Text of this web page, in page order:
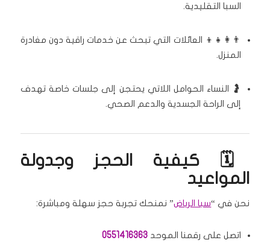
السبا التقليدية.
👨‍👩‍👧‍👦 العائلات التي تبحث عن خدمات راقية دون مغادرة
المنزل.
🤰 النساء الحوامل اللاتي يحتجن إلى جلسات خاصة تهدف
إلى الراحة الجسدية والدعم الصحي.
🗓️ كيفية الحجز وجدولة
المواعيد
نحن في “سبا الرياض” نمنحك تجربة حجز سهلة ومباشرة:
اتصل على رقمنا الموحد 0551416363